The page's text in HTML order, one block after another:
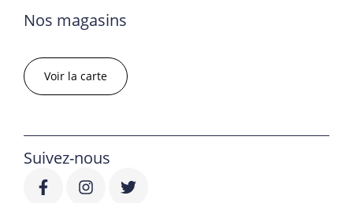
Nos magasins
Voir la carte
Suivez-nous